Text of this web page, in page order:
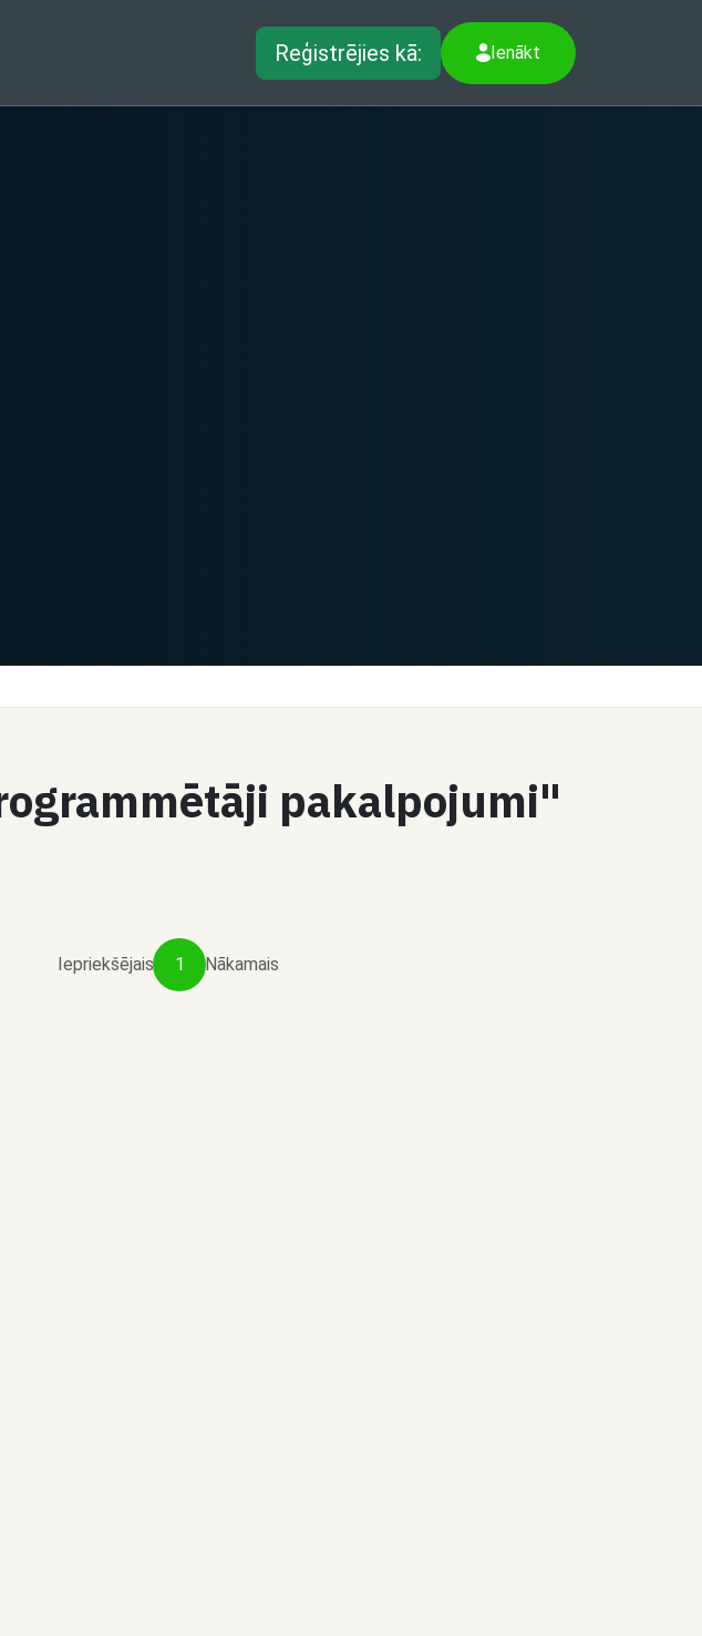
Reģistrējies kā: Ienākt
pakalpojumi"
Iepriekšējais 1 Nākamais